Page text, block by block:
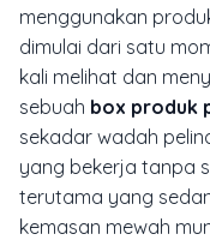
menggunakan
dimulai dari satu
kali melihat dan
sebuah box produk
sekadar wadah
yang bekerja tanpa
terutama yang
kemasan mewah